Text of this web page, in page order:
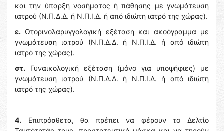
και την ύπαρξη νοσήματος ή πάθησης με γνωμάτευση
ιατρού (Ν.Π.Δ.Δ. ή Ν.Π.Ι.Δ. ή από ιδιώτη ιατρό της χώρας).
ε. Ωτορινολαρυγγολογική εξέταση και ακοόγραμμα με
γνωμάτευση ιατρού (Ν.Π.Δ.Δ. ή Ν.Π.Ι.Δ. ή από ιδιώτη
ιατρό της χώρας).
στ. Γυναικολογική εξέταση (μόνο για υποψήφιες) με
γνωμάτευση ιατρού (Ν.Π.Δ.Δ. ή Ν.Π.Ι.Δ. ή από ιδιώτη
ιατρό της χώρας).
4. Επιπρόσθετα, θα πρέπει να φέρουν το Δελτίο